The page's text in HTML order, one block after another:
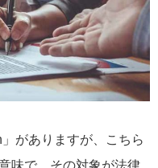
がありますが、こちら